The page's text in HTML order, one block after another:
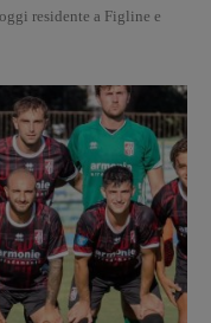
residente a Figline e